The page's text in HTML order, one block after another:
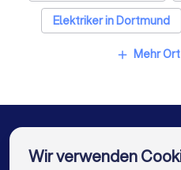
Elektriker in Dortmund
Elektriker in Bremen
Elektriker in Bochum
add Mehr
Wir verwenden